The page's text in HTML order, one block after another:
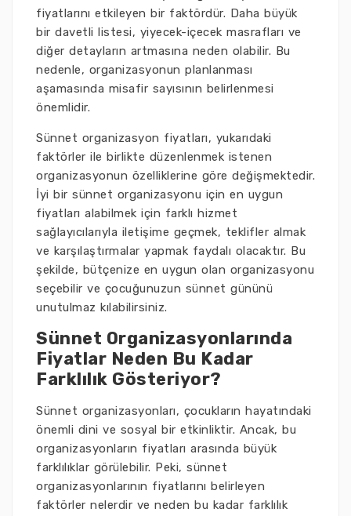
fiyatlarını etkileyen bir faktördür. Daha büyük
bir davetli listesi, yiyecek-içecek masrafları ve
diğer detayların artmasına neden olabilir. Bu
nedenle, organizasyonun planlanması
aşamasında misafir sayısının belirlenmesi
önemlidir.
Sünnet organizasyon fiyatları, yukarıdaki
faktörler ile birlikte düzenlenmek istenen
organizasyonun özelliklerine göre değişmektedir.
İyi bir sünnet organizasyonu için en uygun
fiyatları alabilmek için farklı hizmet
sağlayıcılarıyla iletişime geçmek, teklifler almak
ve karşılaştırmalar yapmak faydalı olacaktır. Bu
şekilde, bütçenize en uygun olan organizasyonu
seçebilir ve çocuğunuzun sünnet gününü
unutulmaz kılabilirsiniz.
Sünnet Organizasyonlarında
Fiyatlar Neden Bu Kadar
Farklılık Gösteriyor?
Sünnet organizasyonları, çocukların hayatındaki
önemli dini ve sosyal bir etkinliktir. Ancak, bu
organizasyonların fiyatları arasında büyük
farklılıklar görülebilir. Peki, sünnet
organizasyonlarının fiyatlarını belirleyen
faktörler nelerdir ve neden bu kadar farklılık